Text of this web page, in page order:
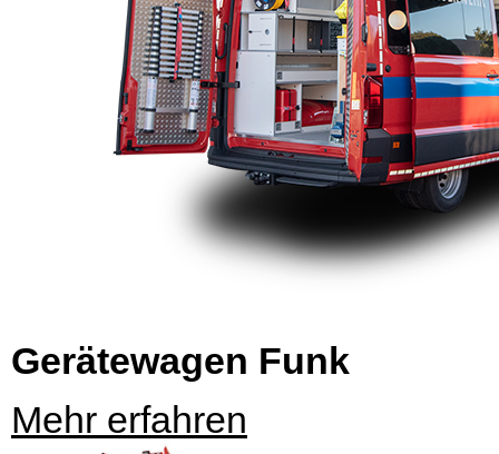
Gerätewagen Funk
Mehr erfahren